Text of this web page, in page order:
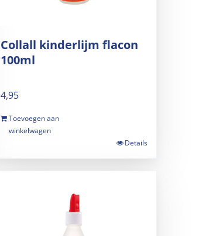
Collall kinderlijm flacon
100ml
4,95
Toevoegen aan
winkelwagen
Details